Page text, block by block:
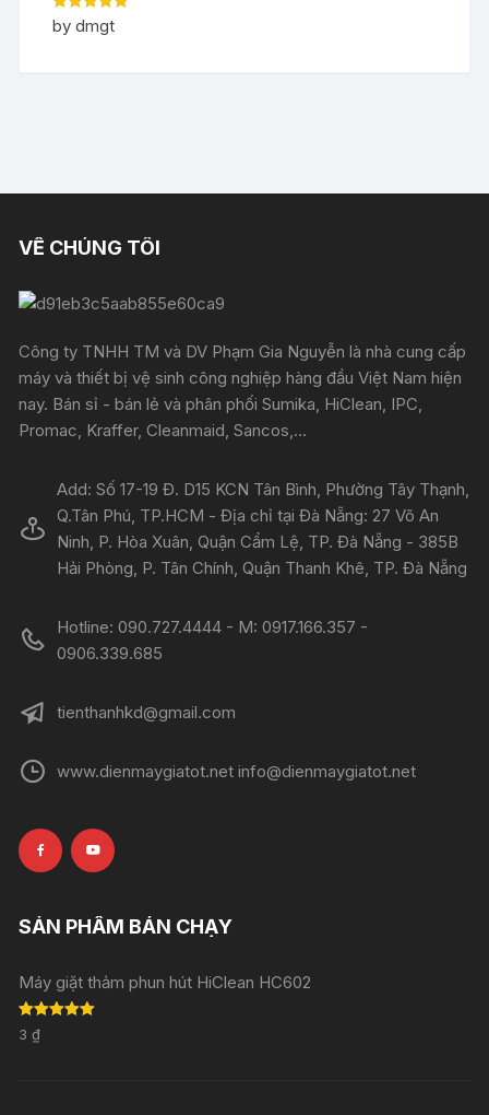
Rated5out
of 5
by dmgt
VỀ CHÚNG TÔI
Công ty TNHH TM và DV Phạm Gia Nguyễn là nhà cung cấp
máy và thiết bị vệ sinh công nghiệp hàng đầu Việt Nam hiện
nay. Bán sỉ - bán lẻ và phân phối Sumika, HiClean, IPC,
Promac, Kraffer, Cleanmaid, Sancos,...
Add: Số 17-19 Đ. D15 KCN Tân Bình, Phường Tây Thạnh,
Q.Tân Phú, TP.HCM - Địa chỉ tại Đà Nẵng: 27 Võ An
Ninh, P. Hòa Xuân, Quận Cẩm Lệ, TP. Đà Nẵng - 385B
Hải Phòng, P. Tân Chính, Quận Thanh Khê, TP. Đà Nẵng
Hotline: 090.727.4444 - M: 0917.166.357 -
0906.339.685
tienthanhkd@gmail.com
www.dienmaygiatot.net info@dienmaygiatot.net
SẢN PHẨM BÁN CHẠY
Máy giặt thảm phun hút HiClean HC602
Rated
out of 5
3₫